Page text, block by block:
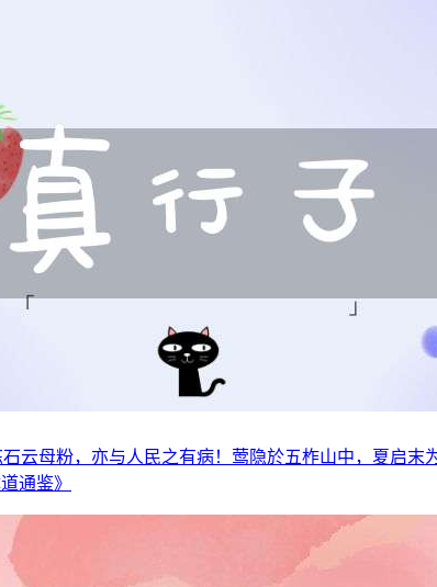
云母粉，亦与人民之有病！莺隐於五柞山中，夏启
通鉴》